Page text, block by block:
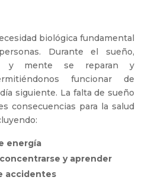
biológica fundamental
Durante el sueño,
y mente se reparan y
funcionar de
siguiente. La falta de sueño
consecuencias para la salud
energía
y aprender
accidentes